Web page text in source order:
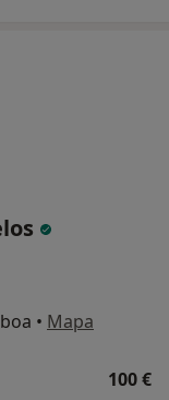
• Mapa
100 €